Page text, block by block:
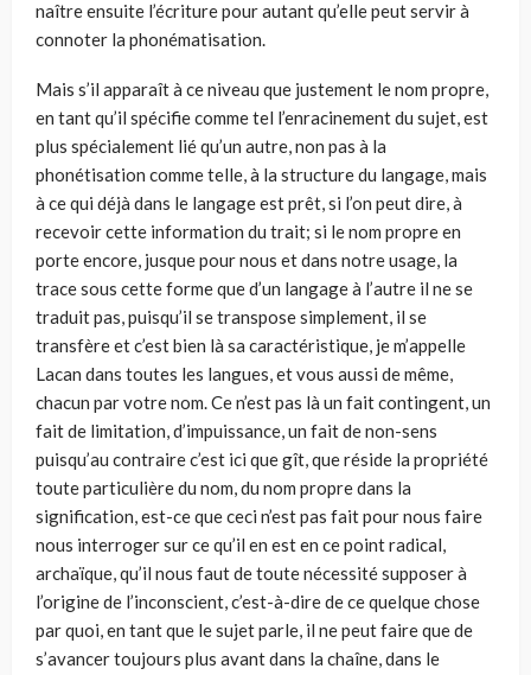
naître ensuite l’écriture pour autant qu’elle peut servir à
connoter la phonématisation.
Mais s’il apparaît à ce niveau que justement le nom propre,
en tant qu’il spécifie comme tel l’enracinement du sujet, est
plus spécialement lié qu’un autre, non pas à la
phonétisation comme telle, à la structure du langage, mais
à ce qui déjà dans le langage est prêt, si l’on peut dire, à
recevoir cette information du trait; si le nom propre en
porte encore, jusque pour nous et dans notre usage, la
trace sous cette forme que d’un langage à l’autre il ne se
traduit pas, puisqu’il se transpose simplement, il se
transfère et c’est bien là sa caractéristique, je m’appelle
Lacan dans toutes les langues, et vous aussi de même,
chacun par votre nom. Ce n’est pas là un fait contingent, un
fait de limitation, d’impuissance, un fait de non-sens
puisqu’au contraire c’est ici que gît, que réside la propriété
toute particulière du nom, du nom propre dans la
signification, est-ce que ceci n’est pas fait pour nous faire
nous interroger sur ce qu’il en est en ce point radical,
archaïque, qu’il nous faut de toute nécessité supposer à
l’origine de l’inconscient, c’est-à-dire de ce quelque chose
par quoi, en tant que le sujet parle, il ne peut faire que de
s’avancer toujours plus avant dans la chaîne, dans le